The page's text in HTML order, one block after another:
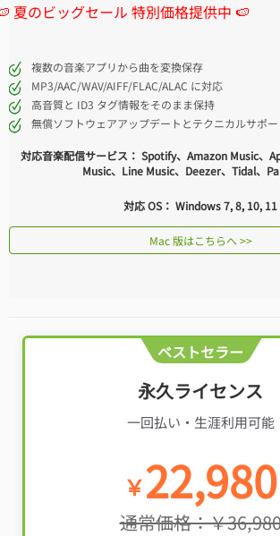
夏のビッグセール 特別価格提供中 🍉
複数の音楽アプリから曲を変換保存
MP3/AAC/WAV/AIFF/FLAC/ALAC に対応
高音質と ID3 タグ情報をそのまま保持
無償ソフトウェアアップデートとテクニカルサポー
対応音楽配信サービス： Spotify、Amazon Music、
Music、Line Music、Deezer、Tidal、
対応 OS： Windows 7, 8, 10, 11
Mac 版はこちらへ >>
ベストセラー
永久ライセンス
一回払い・生涯利用可能
￥22,980
通常価格：￥